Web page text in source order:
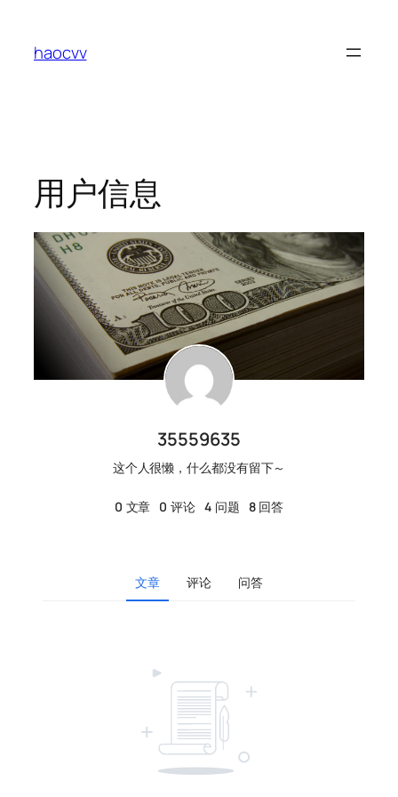
haocvv
用户信息
35559635
这个人很懒，什么都没有留下～
0 文章 0 评论 4 问题 8 回答
文章 评论 问答